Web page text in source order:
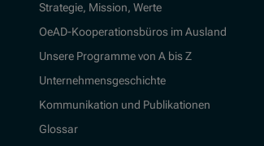
Strategie, Mission, Werte
OeAD-Kooperationsbüros im Ausland
Unsere Programme von A bis Z
Unternehmensgeschichte
Kommunikation und Publikationen
Glossar